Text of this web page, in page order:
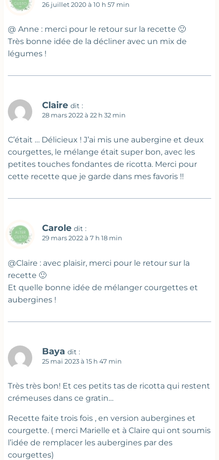
26 juillet 2020 à 10 h 57 min
@ Anne : merci pour le retour sur la recette 🙂
Très bonne idée de la décliner avec un mix de
légumes !
Claire dit :
28 mars 2022 à 22 h 32 min
C’était … Délicieux ! J’ai mis une aubergine et deux
courgettes, le mélange était super bon, avec les
petites touches fondantes de ricotta. Merci pour
cette recette que je garde dans mes favoris !!
Carole dit :
29 mars 2022 à 7 h 18 min
@Claire : avec plaisir, merci pour le retour sur la
recette 🙂
Et quelle bonne idée de mélanger courgettes et
aubergines !
Baya dit :
25 mai 2023 à 15 h 47 min
Très très bon! Et ces petits tas de ricotta qui restent
crémeuses dans ce gratin…
Recette faite trois fois , en version aubergines et
courgette. ( merci Marielle et à Claire qui ont soumis
l’idée de remplacer les aubergines par des
courgettes)